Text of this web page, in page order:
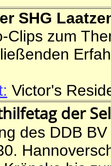
SHG
Clips zum
Victor's
der
des DDB